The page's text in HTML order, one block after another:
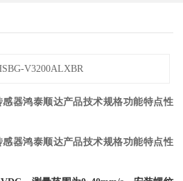
V3200ALXBR
感器鸿泰顺达产品技术规格功能特点性
感器鸿泰顺达产品技术规格功能特点性